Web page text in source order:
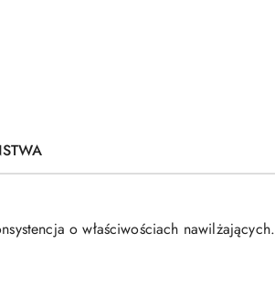
o właściwościach nawilżających.